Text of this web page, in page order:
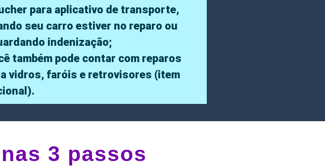
para aplicativo de transporte,
seu carro estiver no reparo ou
indenização;
também pode contar com reparos
vidros, faróis e retrovisores (item
3 passos